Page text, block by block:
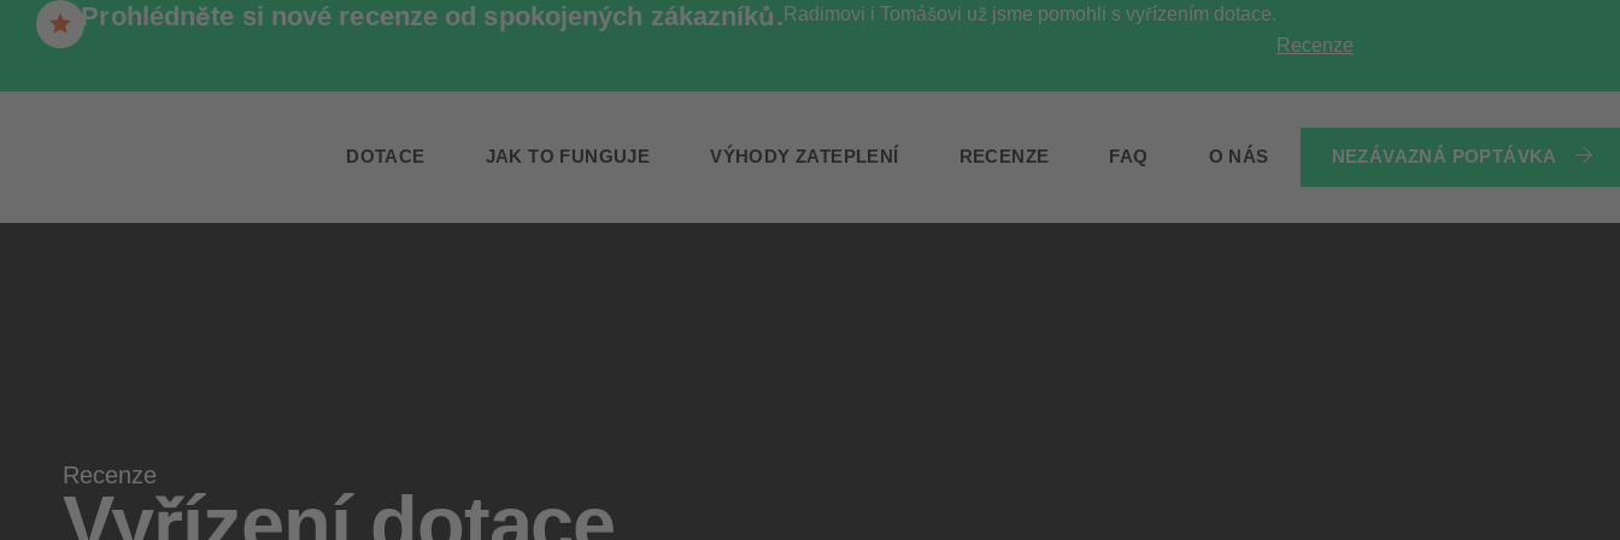
Prohlédněte si nové recenze od spokojených zákazníků. Radimovi i Tomášovi už jsme pomohli s vyřízením dotace.
Recenze
DOTACE JAK TO FUNGUJE VÝHODY ZATEPLENÍ RECENZE FAQ O NÁS NEZÁVAZNÁ POPTÁVKA
Recenze